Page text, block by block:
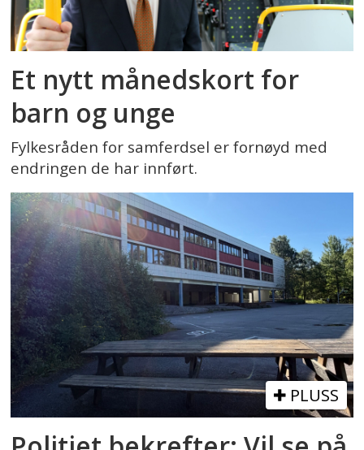
Et nytt månedskort for
barn og unge
Fylkesråden for samferdsel er fornøyd med
endringen de har innført.
PLUSS